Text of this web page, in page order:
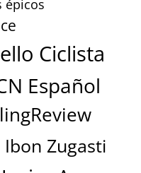
épicos
Ciclista
Español
Ibon Zugasti